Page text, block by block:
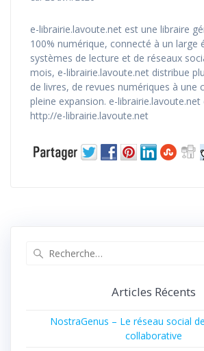
e-librairie.lavoute.net est une libraire
100% numérique, connecté à un large
systèmes de lecture et de réseaux
mois, e-librairie.lavoute.net distribue
de livres, de revues numériques à une
pleine expansion. e-librairie.lavoute.net
http://e-librairie.lavoute.net
Articles Récents
NostraGenus – Le réseau social
collaborative